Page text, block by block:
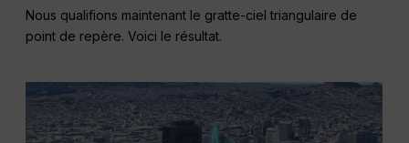
Nous qualifions maintenant le gratte-ciel triangulaire de
point de repère. Voici le résultat.